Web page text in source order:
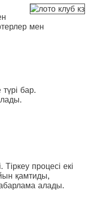
мен
бар.
процесі екі
қамтиды,
алады.